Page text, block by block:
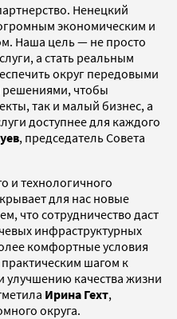
Ненецкий
экономическим и
Наша цель — не просто
а стать реальным
округ передовыми
решениями, чтобы
так и малый бизнес, а
доступнее для каждого
, председатель Совета
и технологичного
для нас новые
что сотрудничество даст
инфраструктурных
комфортные условия
шагом к
качества жизни
Ирина Гехт,
округа.